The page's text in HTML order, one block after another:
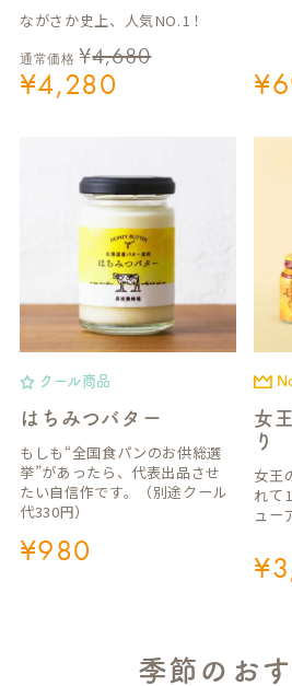
ながさか史上、人気NO.1！
通常価格 ¥4,680
¥4,280 ¥
クール商品
はちみつバター
もしも“全国食パンのお供総選
挙”があったら、代表出品させ
たい自信作です。（別途クール
代330円）
¥980
女
り
女王
れて
ュー
¥
季節のお